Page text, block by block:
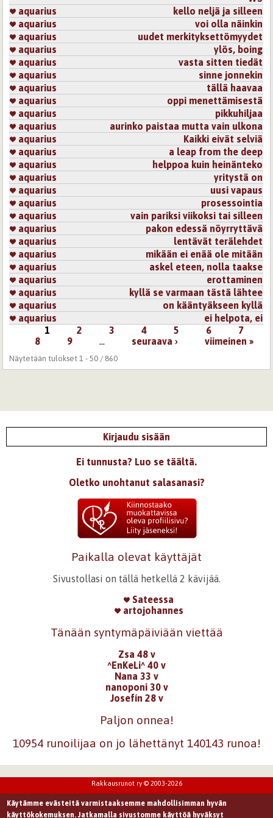
aquarius
kello neljä ja silleen
aquarius
voi olla näinkin
aquarius
uudet merkityksettömyydet
aquarius
ylös, boing
aquarius
vasta sitten tiedät
aquarius
sinne jonnekin
aquarius
tällä haavaa
aquarius
oppi menettämisestä
aquarius
pikkuhiljaa
aquarius
aurinko paistaa mutta vain ulkona
aquarius
Kaikki eivät selviä
aquarius
a leap from the deep
aquarius
helppoa kuin heinänteko
aquarius
yritystä on
aquarius
uusi vapaus
aquarius
prosessointia
aquarius
vain pariksi viikoksi tai silleen
aquarius
pakon edessä nöyrryttävä
aquarius
lentävät terälehdet
aquarius
mikään ei enää ole mitään
aquarius
askel eteen, nolla taakse
aquarius
erottaminen
aquarius
kyllä se varmaan tästä lähtee
aquarius
on kääntyäkseen kyllä
aquarius
ei helpota, ei
1 2 3 4 5 6
7
8
9 … seuraava › viimeinen »
Näytetään tulokset 1 - 50 / 860
Kirjaudu sisään
Ei tunnusta? Luo se täältä.
Oletko unohtanut salasanasi?
Paikalla olevat käyttäjät
Sivustollasi on tällä hetkellä 2 kävijää.
Sateessa
artojohannes
Tänään syntymäpäiviään viettää
Zsa 48 v
^EnKeLi^ 40 v
Nana 33 v
nanoponi 30 v
Josefín 28 v
Paljon onnea!
10954 runoilijaa on jo lähettänyt 140143 runoa!
Rakkausrunot ry © 2003-2026
Käytämme evästeitä varmistaaksemme mahdollisimman hyvän
käyttökokemuksen. Jatkamalla sivustomme käyttöä hyväksyt